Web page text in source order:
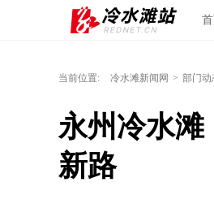
首
当前位置: 冷水滩新闻网 > 部门动
永州冷水滩
新路